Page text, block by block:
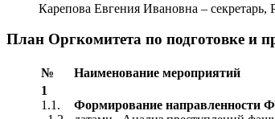
Карепова Евгения Ивановна –
План Оргкомитета по подготовке и
№ Наименование мероприятий
1
1.1.
Формирование направленности